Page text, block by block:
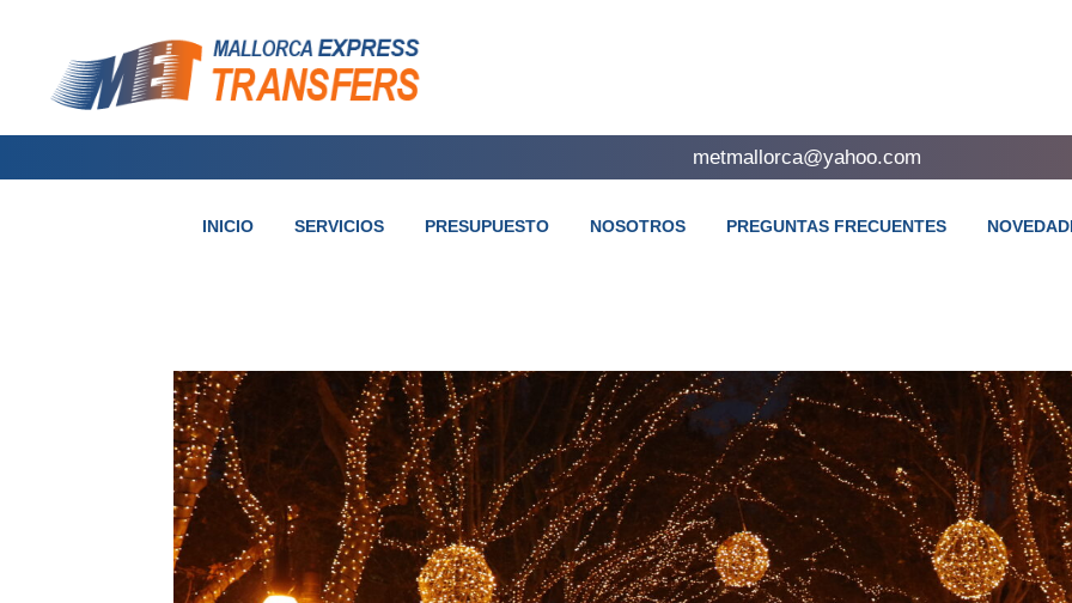
metmallorca@yahoo.com
INICIO SERVICIOS PRESUPUESTO NOSOTROS PREGUNTAS FRECUENTES